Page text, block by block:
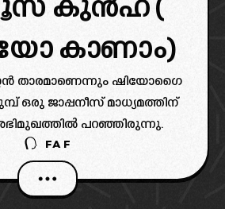
കുൻഹ (
കാണാം)
താരമാണെന്നും ഷിയോഗൈ
ഒരു ജാപ്പനീസ് മാധ്യമത്തിന്
പറഞ്ഞിരുന്നു.
FAF